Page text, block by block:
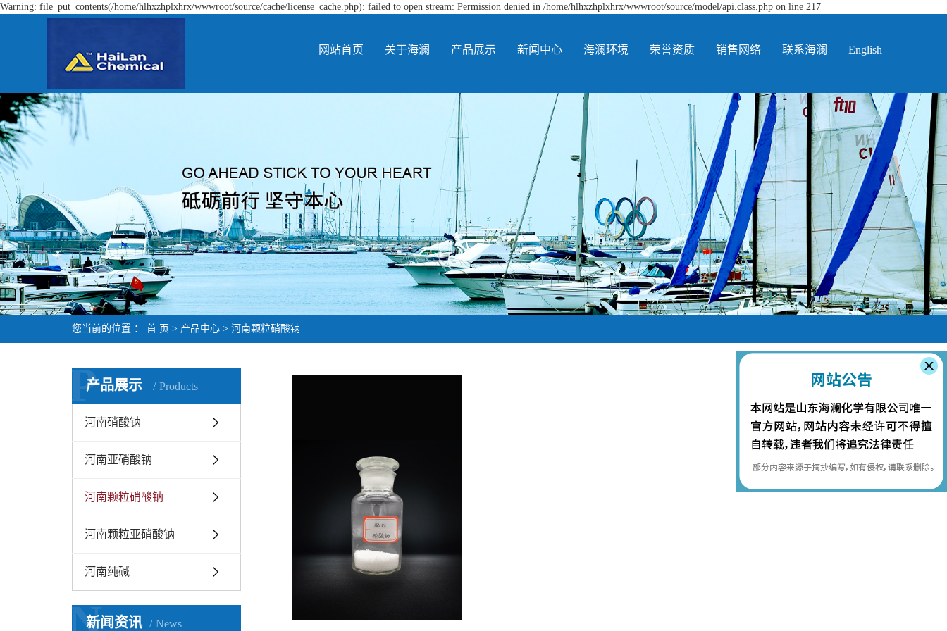
Warning: file_put_contents(/home/hlhxzhplxhrx/wwwroot/source/cache/license_cache.php): failed to open stream: Permission denied in /home/hlhxzhplxhrx/wwwroot/source/model/api.class.php on line 217
网站首页 关于海澜 产品展示
河南硝酸钠
河南亚硝酸钠
河南颗粒硝酸
钠
河南颗粒亚硝
酸钠
河南纯碱
新闻中心
公司新闻
行业新闻
常见问题
海澜环境
生产车间
仓库环境
品控化验室
荣誉资质
荣誉资质
销售网络
销售网络
联系海澜
联系方式
在线留言
English
您当前的位置 ： 首 页 > 产品中心 > 河南颗粒硝酸钠
产品展示 Products
P
河南硝酸钠
河南亚硝酸钠
河南颗粒硝酸钠
河南颗粒亚硝酸钠
河南纯碱
新闻资讯 News